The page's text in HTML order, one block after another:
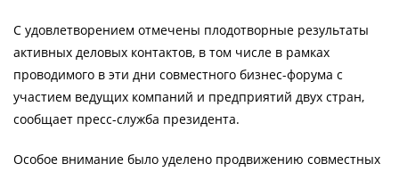
С удовлетворением отмечены плодотворные результаты
активных деловых контактов, в том числе в рамках
проводимого в эти дни совместного бизнес-форума с
участием ведущих компаний и предприятий двух стран,
сообщает пресс-служба президента.
Особое внимание было уделено продвижению совместных